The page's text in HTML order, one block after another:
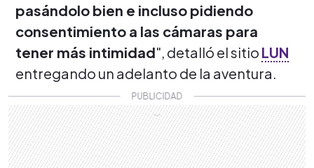
pasándolo bien e incluso pidiendo
consentimiento a las cámaras para
tener más intimidad", detalló el sitio LUN
entregando un adelanto de la aventura.